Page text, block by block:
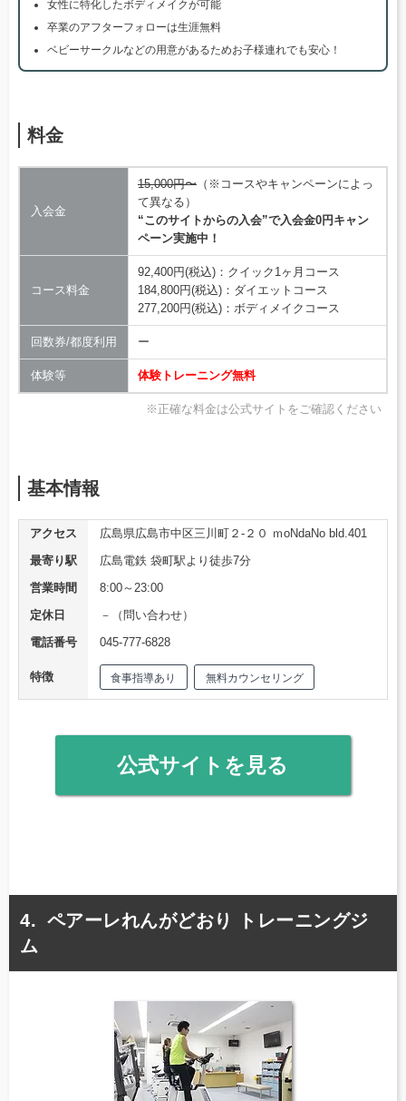
女性に特化したボディメイクが可能
卒業のアフターフォローは生涯無料
ベビーサークルなどの用意があるためお子様連れでも安心！
料金
入会金
15,000円〜 （※コースやキャンペーンによっ
て異なる）
“このサイトからの入会”で入会金0円キャン
ペーン実施中！
コース料金
92,400円(税込)：クイック1ヶ月コース
184,800円(税込)：ダイエットコース
277,200円(税込)：ボディメイクコース
回数券/都度利用 ー
体験等 体験トレーニング無料
※正確な料金は公式サイトをご確認ください
基本情報
アクセス
広島県広島市中区三川町２-２０ ｍoNdaNo bld.401
最寄り駅
広島電鉄 袋町駅より徒歩7分
営業時間
8:00～23:00
定休日
－（問い合わせ）
電話番号
045-777-6828
特徴 食事指導あり 無料カウンセリング
公式サイトを見る
ペアーレれんがどおり トレーニングジ
ム